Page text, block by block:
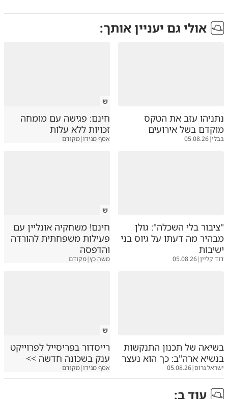
אולי גם יעניין אותך:
נתניהו עזב את הטקס
מוקדם בשל אירועים
בבלי|
05.08.26
ש
חינם: פגישה עם מומחה
זכויות ללא עלות
אסף מגידו|מקודם
"ציבור בלי השכלה": גולן
מבהיר מה דעתו על גיוס בני
ישיבות
דוד קליין|
05.08.26
ש
חינם! משחקיה אונליין עם
פעילות משפחתית להורדה
והדפסה
משה כץ|מקודם
בשיאה של תכנון התנקשות
בנשיא ארה"ב: כך הוא נעצר
ישראל גרוס|
05.08.26
ש
רייסדור בפריסייל לפרוייקט
ענק בשכונה חדשה >>
אסף מגידו|מקודם
עוד ב: